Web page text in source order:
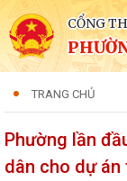
CỔNG
TRANG CHỦ
Phường lần
dân cho dự án